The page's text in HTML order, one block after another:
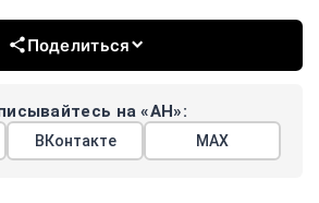
Поделиться
на «АН»:
ВКонтакте МАХ